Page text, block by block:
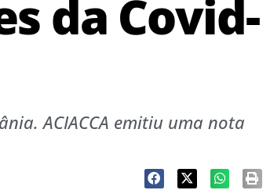
da Covid-
ACIACCA emitiu uma nota